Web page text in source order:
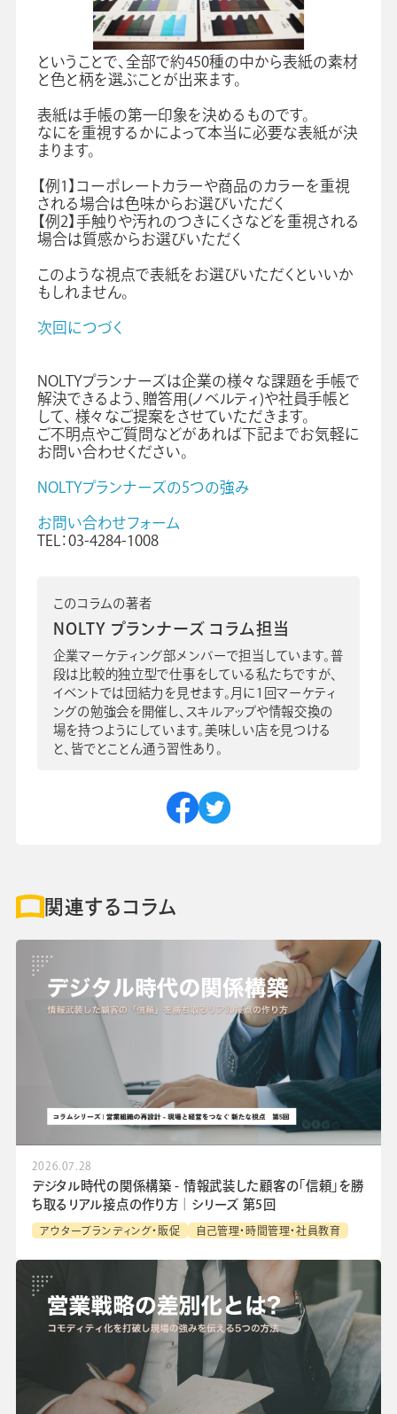
ということで、全部で約450種の中から表紙の素材
と色と柄を選ぶことが出来ます。
表紙は手帳の第一印象を決めるものです。
なにを重視するかによって本当に必要な表紙が決
まります。
【例1】コーポレートカラーや商品のカラーを重視
される場合は色味からお選びいただく
【例2】手触りや汚れのつきにくさなどを重視される
場合は質感からお選びいただく
このような視点で表紙をお選びいただくといいか
もしれません。
次回につづく
NOLTYプランナーズは企業の様々な課題を手帳で
解決できるよう、贈答用(ノベルティ)や社員手帳と
して、 様々なご提案をさせていただきます。
ご不明点やご質問などがあれば下記までお気軽に
お問い合わせください。
NOLTYプランナーズの5つの強み
お問い合わせフォーム
TEL：03-4284-1008
このコラムの著者
NOLTY プランナーズ コラム担当
企業マーケティング部メンバーで担当しています。普
段は比較的独立型で仕事をしている私たちですが、
イベントでは団結力を見せます。月に1回マーケティ
ングの勉強会を開催し、スキルアップや情報交換の
場を持つようにしています。美味しい店を見つける
と、皆でとことん通う習性あり。
関連するコラム
2026.07.28
デジタル時代の関係構築 - 情報武装した顧客の「信頼」を勝
ち取るリアル接点の作り方│シリーズ 第5回
アウターブランディング・販促 自己管理・時間管理・社員教育